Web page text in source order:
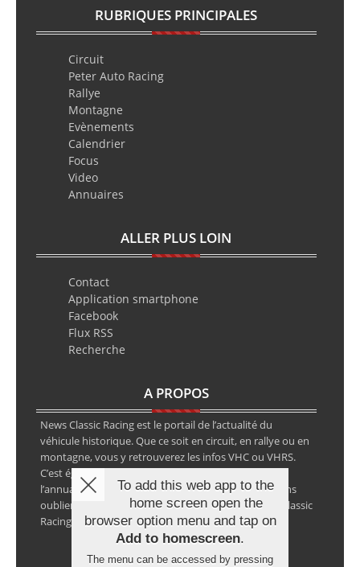
RUBRIQUES PRINCIPALES
Circuit
Peter Auto Racing
Rallye
Montagne
Evènements
Calendrier
Focus
Video
Annuaires
ALLER PLUS LOIN
Contact
Application smartphone
Facebook
Flux RSS
Recherche
A PROPOS
News Classic Racing est le portail de l’actualité du
véhicule historique. Que ce soit en circuit, en rallye ou en
montagne, vous y retrouverez les infos VHC ou VHRS.
C’est également le calendrier des épreuves ainsi que
l’annuaire des spécialistes de la voiture ancienne, sans
oublier les petites annonces avec notre partenaire Classic
Racing Annonces.
To add this web app to the
home screen open the
browser option menu and tap on
Add to homescreen.
The menu can be accessed by pressing